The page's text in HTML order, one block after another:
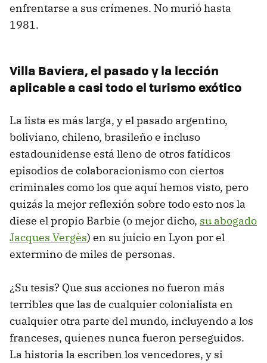
enfrentarse a sus crímenes. No murió hasta
1981.
Villa Baviera, el pasado y la lección
aplicable a casi todo el turismo exótico
La lista es más larga, y el pasado argentino,
boliviano, chileno, brasileño e incluso
estadounidense está lleno de otros fatídicos
episodios de colaboracionismo con ciertos
criminales como los que aquí hemos visto, pero
quizás la mejor reflexión sobre todo esto nos la
diese el propio Barbie (o mejor dicho, su abogado
Jacques Vergès) en su juicio en Lyon por el
extermino de miles de personas.
¿Su tesis? Que sus acciones no fueron más
terribles que las de cualquier colonialista en
cualquier otra parte del mundo, incluyendo a los
franceses, quienes nunca fueron perseguidos.
La historia la escriben los vencedores, y si